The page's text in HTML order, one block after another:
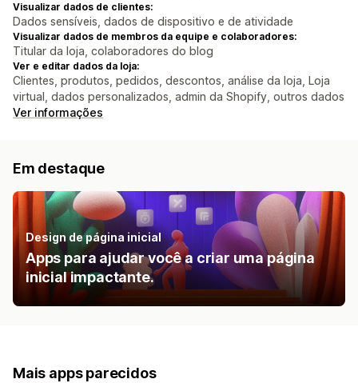
Visualizar dados de clientes:
Dados sensíveis, dados de dispositivo e de atividade
Visualizar dados de membros da equipe e colaboradores:
Titular da loja, colaboradores do blog
Ver e editar dados da loja:
Clientes, produtos, pedidos, descontos, análise da loja, Loja
virtual, dados personalizados, admin da Shopify, outros dados
Ver informações
Em destaque
Design de página inicial
Apps para ajudar você a criar uma página
inicial impactante.
Mais apps parecidos